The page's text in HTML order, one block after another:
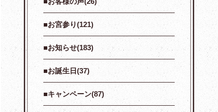
お宮参り(121)
お知らせ(183)
お誕生日(37)
キャンペーン(87)